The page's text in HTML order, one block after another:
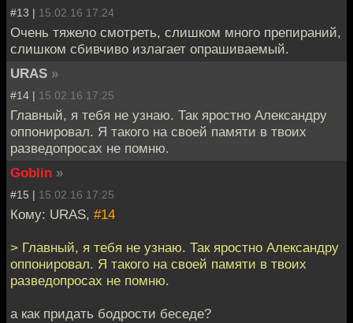
#13 | 15.02.16 17:24
Очень тяжело смотреть, слишком много препираний,
слишком сбивчиво излагает опрашиваемый.
URAS »
#14 | 15.02.16 17:25
Главный, я тебя не узнаю. Так яростно Александру
оппонировал. Я такого на своей памяти в твоих
разведопросах не помню.
Goblin »
#15 | 15.02.16 17:25
Кому: URAS, #14
> Главный, я тебя не узнаю. Так яростно Александру
оппонировал. Я такого на своей памяти в твоих
разведопросах не помню.
а как придать бодрости беседе?